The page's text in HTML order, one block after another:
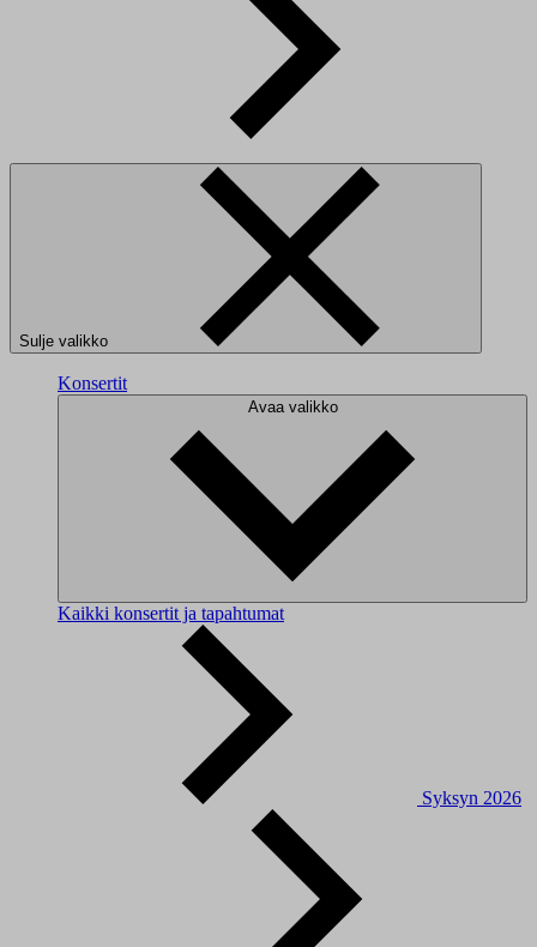
Sulje valikko
Konsertit
Avaa valikko
Kaikki konsertit ja tapahtumat
Syksyn 2026